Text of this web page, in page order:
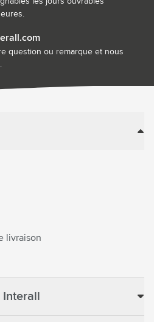
question ou remarque et nous
livraison
Interall